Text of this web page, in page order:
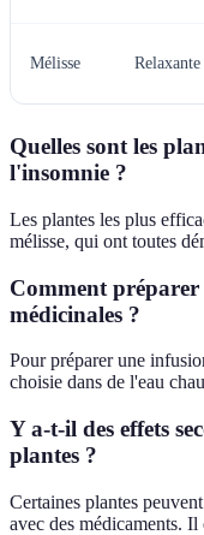
Mélisse Relaxante
Quelles sont les
l'insomnie ?
Les plantes les plus
mélisse, qui ont toutes
Comment
médicinales ?
Pour préparer une
choisie dans de l'eau
Y a-t-il des effets
plantes ?
Certaines plantes
avec des médicaments.